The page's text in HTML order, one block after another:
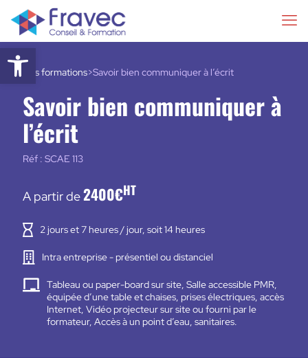
Ouvrir la barre d’outils
Nos formations>Savoir bien communiquer à l’écrit
Savoir bien communiquer à
l’écrit
Réf : SCAE 113
A partir de2400€HT
2 jours et 7 heures / jour, soit 14 heures
Intra entreprise - présentiel ou distanciel
Tableau ou paper-board sur site, Salle accessible PMR,
équipée d’une table et chaises, prises électriques, accès
Internet, Vidéo projecteur sur site ou fourni par le
formateur, Accès à un point d’eau, sanitaires.